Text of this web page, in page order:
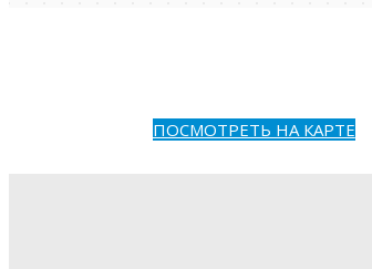
ПОСМОТРЕТЬ НА КАРТЕ